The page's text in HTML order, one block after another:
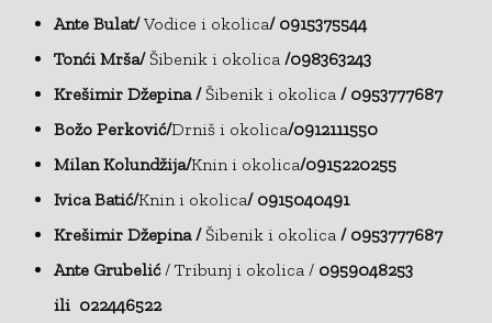
Ante Bulat/Vodice i okolica/ 0915375544
Tonći Mrša/ Šibenik i okolica /098363243
Krešimir Džepina / Šibenik i okolica / 0953777687
Božo Perković/Drniš i okolica/0912111550
Milan Kolundžija/Knin i okolica/0915220255
Ivica Batić/Knin i okolica/ 0915040491
Krešimir Džepina / Šibenik i okolica / 0953777687
Ante Grubelić/ Tribunj i okolica / 0959048253
ili 022446522